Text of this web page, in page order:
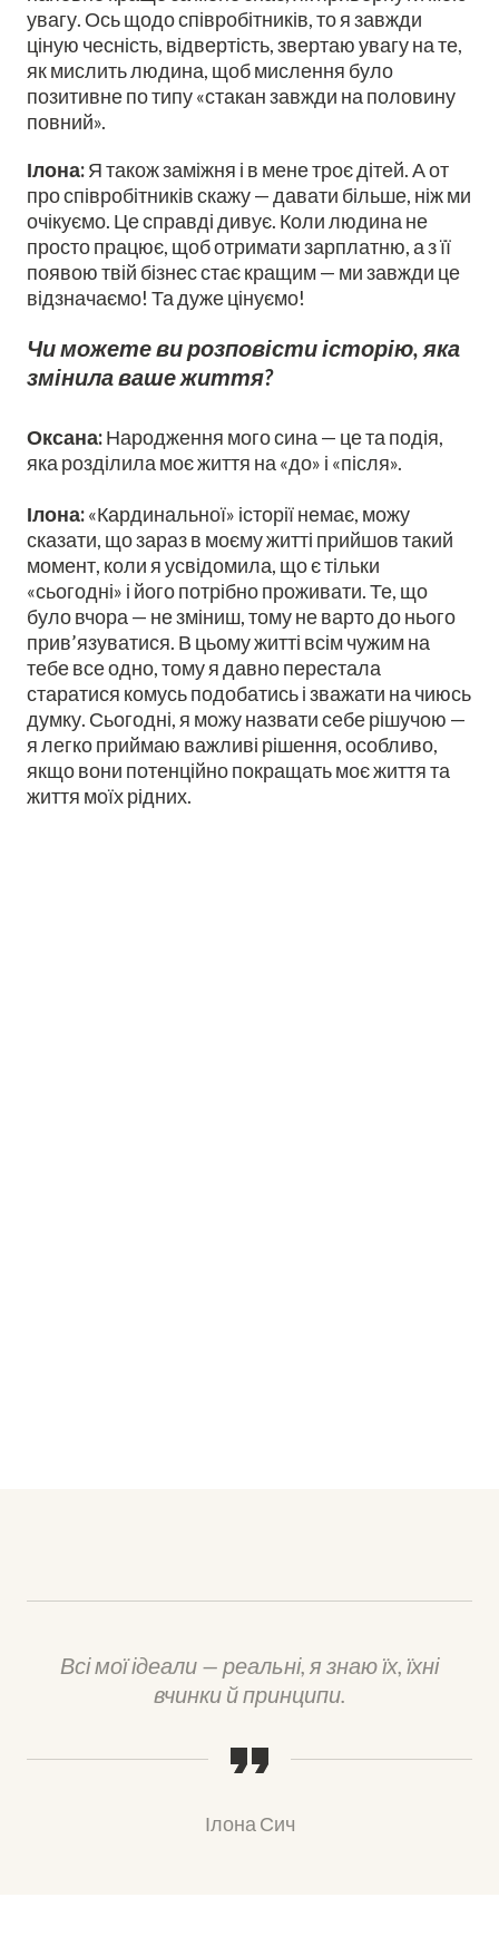
увагу. Ось щодо співробітників, то я завжди
ціную чесність, відвертість, звертаю увагу на те,
як мислить людина, щоб мислення було
позитивне по типу «стакан завжди на половину
повний».
Ілона:Я також заміжня і в мене троє дітей. А от
про співробітників скажу — давати більше, ніж ми
очікуємо. Це справді дивує. Коли людина не
просто працює, щоб отримати зарплатню, а з її
появою твій бізнес стає кращим — ми завжди це
відзначаємо! Та дуже цінуємо!
Чи можете ви розповісти історію, яка
змінила ваше життя?
Оксана:Народження мого сина — це та подія,
яка розділила моє життя на «до» і «після».
Ілона:«Кардинальної» історії немає, можу
сказати, що зараз в моєму житті прийшов такий
момент, коли я усвідомила, що є тільки
«сьогодні» і його потрібно проживати. Те, що
було вчора — не зміниш, тому не варто до нього
прив’язуватися. В цьому житті всім чужим на
тебе все одно, тому я давно перестала
старатися комусь подобатись і зважати на чиюсь
думку. Сьогодні, я можу назвати себе рішучою —
я легко приймаю важливі рішення, особливо,
якщо вони потенційно покращать моє життя та
життя моїх рідних.
Всі мої ідеали — реальні, я знаю їх, їхні
вчинки й принципи.
Ілона Сич